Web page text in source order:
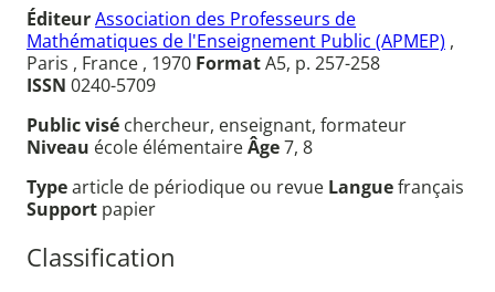
ÉditeurAssociation des Professeurs de
Mathématiques de l'Enseignement Public (APMEP) ,
Paris , France , 1970 FormatA5, p. 257-258
ISSN 0240-5709
Public visé chercheur, enseignant, formateur
Niveau école élémentaireÂge7, 8
Typearticle de périodique ou revue Languefrançais
Support papier
Classification